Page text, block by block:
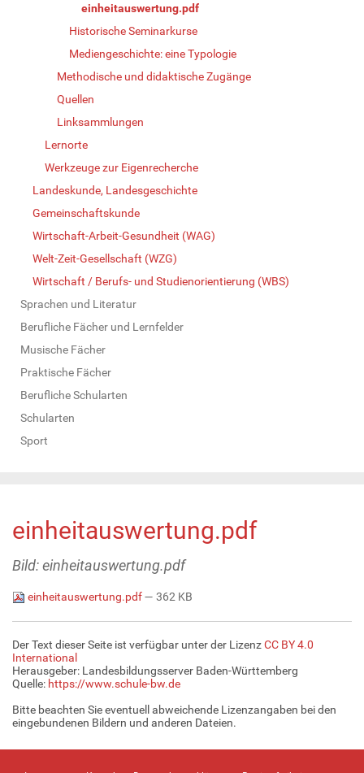
einheitauswertung.pdf
Historische Seminarkurse
Mediengeschichte: eine Typologie
Methodische und didaktische Zugänge
Quellen
Linksammlungen
Lernorte
Werkzeuge zur Eigenrecherche
Landeskunde, Landesgeschichte
Gemeinschaftskunde
Wirtschaft-Arbeit-Gesundheit (WAG)
Welt-Zeit-Gesellschaft (WZG)
Wirtschaft / Berufs- und Studienorientierung (WBS)
Sprachen und Literatur
Berufliche Fächer und Lernfelder
Musische Fächer
Praktische Fächer
Berufliche Schularten
Schularten
Sport
einheitauswertung.pdf
Bild: einheitauswertung.pdf
einheitauswertung.pdf— 362 KB
Der Text dieser Seite ist verfügbar unter der LizenzCC BY 4.0
International
Herausgeber: Landesbildungsserver Baden-Württemberg
Quelle: https://www.schule-bw.de
Bitte beachten Sie eventuell abweichende Lizenzangaben bei den
eingebundenen Bildern und anderen Dateien.